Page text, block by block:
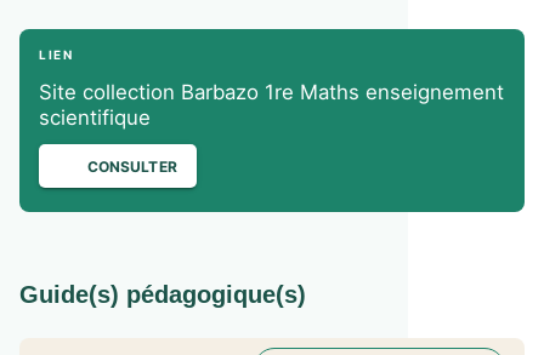
LIEN
Site collection Barbazo 1re Maths enseignement
scientifique
CONSULTER
Guide(s) pédagogique(s)